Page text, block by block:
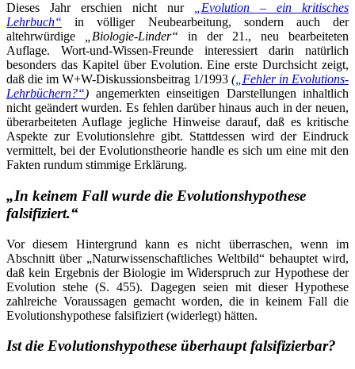
Dieses Jahr erschien nicht nur
„Evolution – ein kritisches
Lehrbuch“ in völliger Neubearbeitung, sondern auch der
altehrwürdige
„Biologie-Linder“ in der 21., neu bearbeiteten
Auflage. Wort-und-Wissen-Freunde interessiert darin natürlich
besonders das Kapitel über Evolution. Eine erste Durchsicht zeigt,
daß die im W+W-Diskussionsbeitrag 1/1993 („Fehler in Evolutions-
Lehrbüchern?“) angemerkten einseitigen Darstellungen inhaltlich
nicht geändert wurden. Es fehlen darüber hinaus auch in der neuen,
überarbeiteten Auflage jegliche Hinweise darauf, daß es kritische
Aspekte zur Evolutionslehre gibt. Stattdessen wird der Eindruck
vermittelt, bei der Evolutionstheorie handle es sich um eine mit den
Fakten rundum stimmige Erklärung.
„In keinem Fall wurde die Evolutionshypothese
falsifiziert.“
Vor diesem Hintergrund kann es nicht überraschen, wenn im
Abschnitt über „Naturwissenschaftliches Weltbild“ behauptet wird,
daß kein Ergebnis der Biologie im Widerspruch zur Hypothese der
Evolution stehe (S. 455). Dagegen seien mit dieser Hypothese
zahlreiche Voraussagen gemacht worden, die in keinem Fall die
Evolutionshypothese falsifiziert (widerlegt) hätten.
Ist die Evolutionshypothese überhaupt falsifizierbar?